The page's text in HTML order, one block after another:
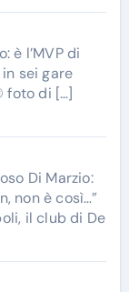
è l’MVP di
sei gare
foto di […]
Di Marzio:
non è così…”
il club di De